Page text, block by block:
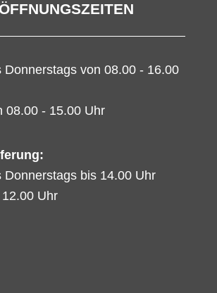
Donnerstags von 08.00 - 16.00
08.00 - 15.00 Uhr
Donnerstags bis 14.00 Uhr
Uhr